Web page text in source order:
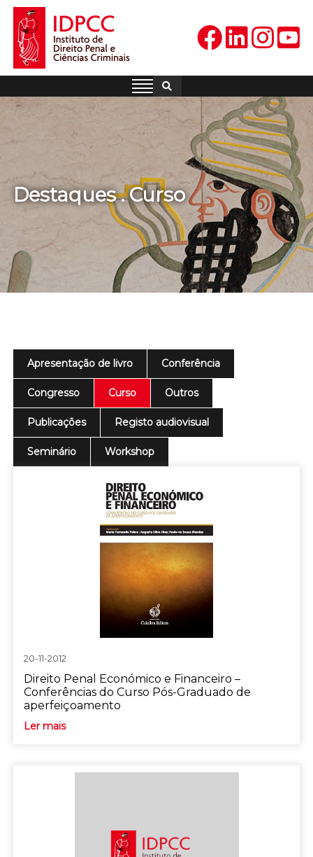
Skip
content
IDPCC
Instituto de Direito Penal e
Destaques . Curso
Apresentação de livro Conferência
Congresso Curso Outros
Publicações Registo audiovisual
Seminário Workshop
20-11-2012
Direito Penal Económico e Financeiro –
Conferências do Curso Pós-Graduado de
aperfeiçoamento
Ler mais